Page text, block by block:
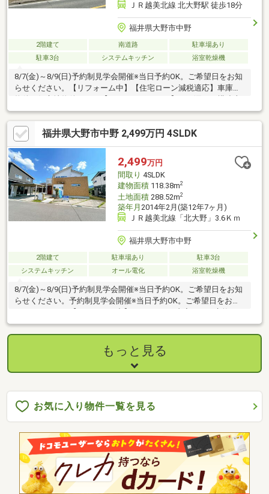
ＪＲ越美北線 北大野駅 徒歩18分
福井県大野市中野
2階建て 南道路
駐車場あり
駐車3台
システムキッチン 浴室乾燥機
8/7(金)～8/9(日)予約制見学会開催※当日予約OK。ご希望日をお知
らせください。【リフォーム中】【住宅ローン減税適応】車庫付
主要な部分の欠陥や・腐食、給排水管の故障や漏水についてお引
渡しより２年間保証・シロアリ防除工事施工後5年間保証・返済額
や融資可能額など、お客様のご希望にあわせてご提案、住宅ロー
ンが初めての方でもお気軽にご相談ください【周辺施設】・大野
市下庄小学校まで約1000m・大野市陽明中学校まで約1700m・ロ
ーソン大野3番通り店まで約1100m・ハニー新鮮館三番通りまで約
1200ｍ
福井県大野市中野 2,499万円 4SLDK
2,499万円
間取り 4SLDK
建物面積118.38m2
土地面積288.52m2
築年月 2014年2月(築12年7ヶ月)
ＪＲ越美北線「北大野」3.6Ｋｍ
福井県大野市中野
2階建て 駐車場あり
駐車3台
システムキッチン
オール電化 浴室乾燥機
8/7(金)～8/9(日)予約制見学会開催※当日予約OK。ご希望日をお知
らせください。予約制見学会開催※当日予約OK。ご希望日をお知
洗面台交換、畳表替え、防蟻工事、ハウスクリーニング等●周辺
施設・下庄小学校まで約450ｍ（徒歩約6分）・陽明中学校まで約
1200ｍ（徒歩約15分/自転車約6分）●おすすめポイント・雨漏
り、構造上主要な部分の欠陥や・腐食、給排水管の故障や漏水に
ついてお引渡しより２年間保証。・シロアリ防除工事施工後5年間
もっと見る
お気に入り物件一覧を見る